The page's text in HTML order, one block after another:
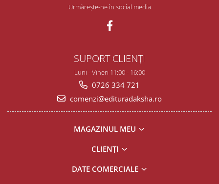
Urmărește-ne în social media
SUPORT CLIENȚI
Luni - Vineri 11:00 - 16:00
0726 334 721
comenzi@edituradaksha.ro
MAGAZINUL MEU
CLIENȚI
DATE COMERCIALE